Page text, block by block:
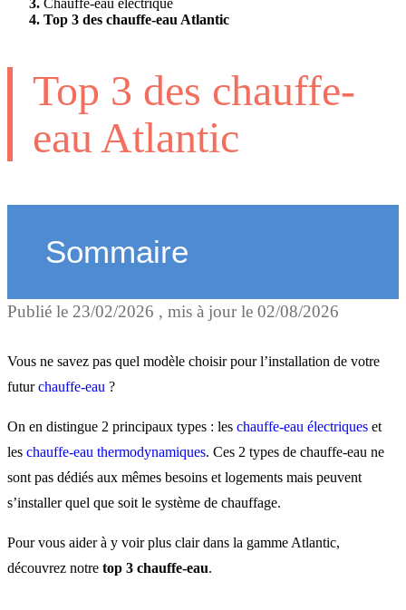
Top 3 des chauffe-eau Atlantic
Top 3 des chauffe-
eau Atlantic
Sommaire
Le chauffe-eau le plus
économe en énergie :
Le chauffe-eau électrique
plus passe-partout : Linéo
Le chauffe-eau électrique
Publié le 23/02/2026 , mis à jour le 02/08/2026
Vous ne savez pas quel modèle choisir pour l’installation de votre
futurchauffe-eau ?
On en distingue 2 principaux types : les chauffe-eau électriques et
les chauffe-eau thermodynamiques. Ces 2 types de chauffe-eau ne
sont pas dédiés aux mêmes besoins et logements mais peuvent
s’installer quel que soit le système de chauffage.
Pour vous aider à y voir plus clair dans la gamme Atlantic,
découvrez notre top 3 chauffe-eau.